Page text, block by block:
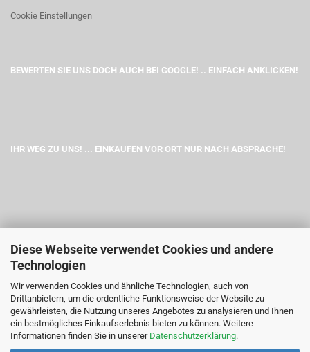
Diese Webseite verwendet Cookies und andere
Technologien
Wir verwenden Cookies und ähnliche Technologien, auch von
Drittanbietern, um die ordentliche Funktionsweise der Website zu
gewährleisten, die Nutzung unseres Angebotes zu analysieren und Ihnen
ein bestmögliches Einkaufserlebnis bieten zu können. Weitere
Informationen finden Sie in unserer Datenschutzerklärung.
Cookie Einstellungen
BEWERTEN SIE UNS DOCH AUCH BEI GOOGLE! .. EINFACH ANKLICKEN!
IHR WEG ZU UNS! ... EINKAUFEN VOR ORT NUR NACH ABSPRACHE!